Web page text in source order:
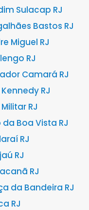
Sulacap RJ
Bastos RJ
Miguel RJ
RJ
Camará RJ
RJ
RJ
Boa Vista RJ
RJ
RJ
RJ
da Bandeira RJ
RJ